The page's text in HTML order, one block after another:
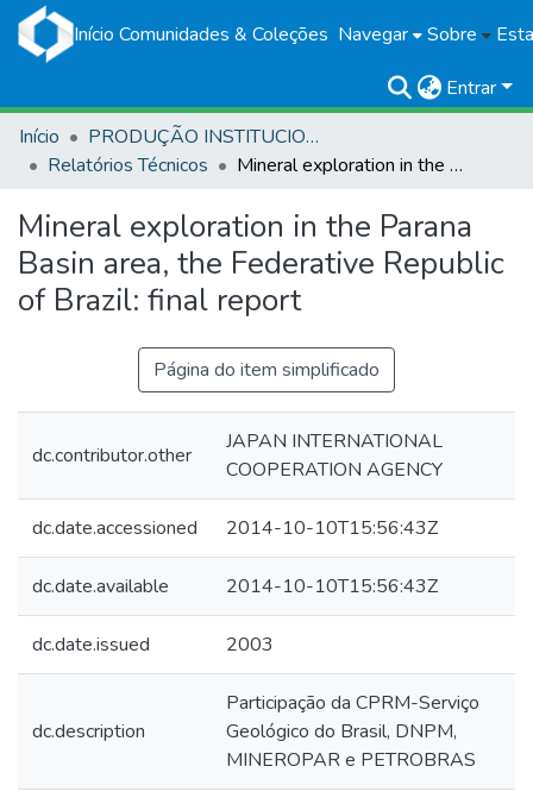
Início Comunidades & Coleções Navegar Sobre
Entrar
Início
PRODUÇÃO INSTITUCIONAL
Relatórios Técnicos
Mineral exploration in the Parana Basin area, the Federative Republic of Brazil: final report
Mineral exploration in the Parana
Basin area, the Federative Republic
of Brazil: final report
Página do item simplificado
dc.contributor.other
JAPAN INTERNATIONAL
COOPERATION AGENCY
dc.date.accessioned 2014-10-10T15:56:43Z
dc.date.available 2014-10-10T15:56:43Z
dc.date.issued 2003
dc.description
Participação da CPRM-Serviço
Geológico do Brasil, DNPM,
MINEROPAR e PETROBRAS